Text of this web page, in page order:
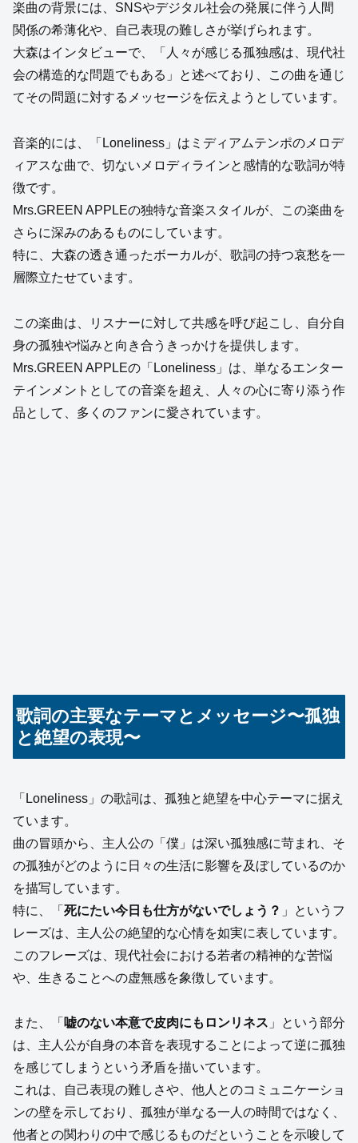
楽曲の背景には、SNSやデジタル社会の発展に伴う人間
関係の希薄化や、自己表現の難しさが挙げられます。
大森はインタビューで、「人々が感じる孤独感は、現代社
会の構造的な問題でもある」と述べており、この曲を通じ
てその問題に対するメッセージを伝えようとしています。
音楽的には、「Loneliness」はミディアムテンポのメロデ
ィアスな曲で、切ないメロディラインと感情的な歌詞が特
徴です。
Mrs.GREEN APPLEの独特な音楽スタイルが、この楽曲を
さらに深みのあるものにしています。
特に、大森の透き通ったボーカルが、歌詞の持つ哀愁を一
層際立たせています。
この楽曲は、リスナーに対して共感を呼び起こし、自分自
身の孤独や悩みと向き合うきっかけを提供します。
Mrs.GREEN APPLEの「Loneliness」は、単なるエンター
テインメントとしての音楽を超え、人々の心に寄り添う作
品として、多くのファンに愛されています。
歌詞の主要なテーマとメッセージ〜孤独
と絶望の表現〜
「Loneliness」の歌詞は、孤独と絶望を中心テーマに据え
ています。
曲の冒頭から、主人公の「僕」は深い孤独感に苛まれ、そ
の孤独がどのように日々の生活に影響を及ぼしているのか
を描写しています。
特に、「 死にたい今日も仕方がないでしょう？ 」というフ
レーズは、主人公の絶望的な心情を如実に表しています。
このフレーズは、現代社会における若者の精神的な苦悩
や、生きることへの虚無感を象徴しています。
また、「 嘘のない本意で皮肉にもロンリネス 」という部分
は、主人公が自身の本音を表現することによって逆に孤独
を感じてしまうという矛盾を描いています。
これは、自己表現の難しさや、他人とのコミュニケーショ
ンの壁を示しており、孤独が単なる一人の時間ではなく、
他者との関わりの中で感じるものだということを示唆して